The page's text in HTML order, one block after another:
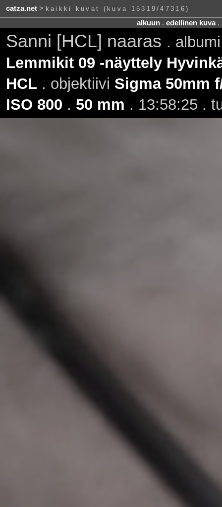
catza.net> kaikki kuvat (kuva 15319/47316)
alkuun. edellinen kuva.
Sanni [HCL] naaras .
Lemmikit 09 -näyttely
HCL . objektiivi Sigma 50mm
ISO 800 . 50 mm . 13:58:25 .